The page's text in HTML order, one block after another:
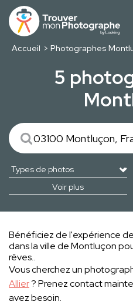
Accueil Photographes
5
Voir plus
Bénéficiez de l'expérience
dans la ville de Montluçon
rêves..
Vous cherchez un
Allier? Prenez contact
avez besoin.